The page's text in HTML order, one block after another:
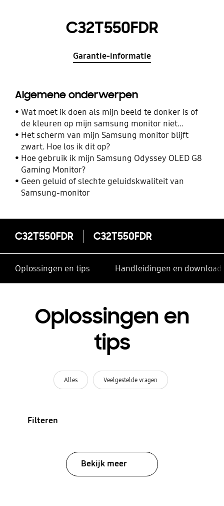
C32T550FDR
Garantie-informatie
Algemene onderwerpen
Wat moet ik doen als mijn beeld te donker is of
de kleuren op mijn samsung monitor niet
kloppen?
Het scherm van mijn Samsung monitor blijft
zwart. Hoe los ik dit op?
Hoe gebruik ik mijn Samsung Odyssey OLED G8
Gaming Monitor?
Geen geluid of slechte geluidskwaliteit van
Samsung-monitor
C32T550FDR C32T550FDR
Oplossingen en tips Handleidingen en
Oplossingen en
tips
Alles Veelgestelde vragen
Filteren
Bekijk meer